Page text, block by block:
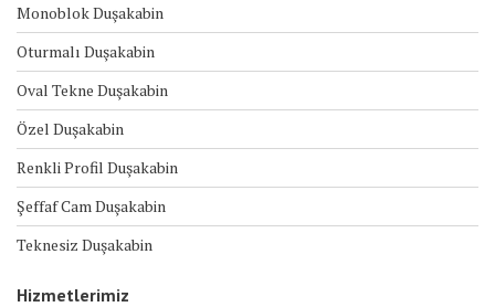
Monoblok Duşakabin
Oturmalı Duşakabin
Oval Tekne Duşakabin
Özel Duşakabin
Renkli Profil Duşakabin
Şeffaf Cam Duşakabin
Teknesiz Duşakabin
Hizmetlerimiz